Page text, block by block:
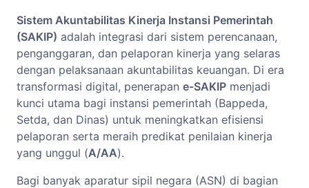
Sistem Akuntabilitas Kinerja Instansi Pemerintah
(SAKIP) adalah integrasi dari sistem perencanaan,
penganggaran, dan pelaporan kinerja yang selaras
dengan pelaksanaan akuntabilitas keuangan. Di era
transformasi digital, penerapan e-SAKIP menjadi
kunci utama bagi instansi pemerintah (Bappeda,
Setda, dan Dinas) untuk meningkatkan efisiensi
pelaporan serta meraih predikat penilaian kinerja
yang unggul (A/AA).
Bagi banyak aparatur sipil negara (ASN) di bagian